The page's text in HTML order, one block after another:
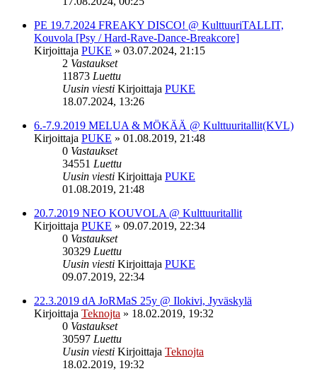
PE 19.7.2024 FREAKY DISCO! @ KulttuuriTALLIT,
Kouvola [Psy / Hard-Rave-Dance-Breakcore]
Kirjoittaja PUKE » 03.07.2024, 21:15
2 Vastaukset
11873 Luettu
Uusin viesti Kirjoittaja PUKE
18.07.2024, 13:26
6.-7.9.2019 MELUA & MÖKÄÄ @ Kulttuuritallit(KVL)
Kirjoittaja PUKE » 01.08.2019, 21:48
0 Vastaukset
34551 Luettu
Uusin viesti Kirjoittaja PUKE
01.08.2019, 21:48
20.7.2019 NEO KOUVOLA @ Kulttuuritallit
Kirjoittaja PUKE » 09.07.2019, 22:34
0 Vastaukset
30329 Luettu
Uusin viesti Kirjoittaja PUKE
09.07.2019, 22:34
22.3.2019 dA JoRMaS 25y @ Ilokivi, Jyväskylä
Kirjoittaja Teknojta » 18.02.2019, 19:32
0 Vastaukset
30597 Luettu
Uusin viesti Kirjoittaja Teknojta
18.02.2019, 19:32